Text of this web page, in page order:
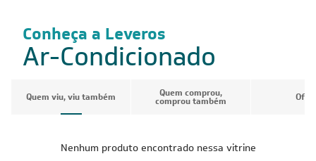
Conheça a Leveros
Ar-Condicionado
Quem viu, viu também Quem comprou,
comprou também
Nenhum produto encontrado nessa vitrine